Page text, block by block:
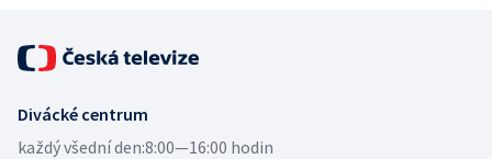
Divácké centrum
každý všední den:8:00—16:00 hodin